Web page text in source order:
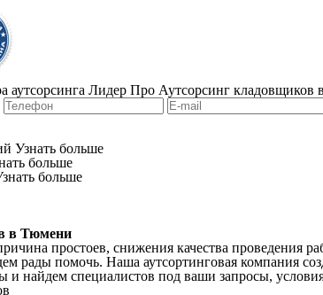
аутсорсинга Лидер Про Аутсорсинг кладовщиков
Узнать больше
больше
больше
в Тюмени
простоев, снижения качества проведения
рады помочь. Наша аутсортинговая компания
найдем специалистов под ваши запросы,